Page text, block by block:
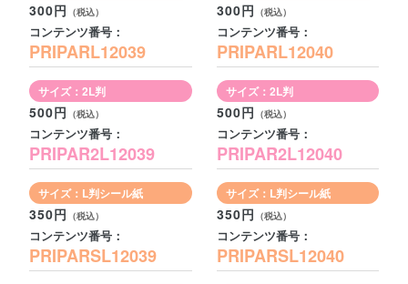
300円
コンテンツ番号：
PRIPARL12039
サイズ：2L判
500円
コンテンツ番号：
PRIPAR2L12039
サイズ：L判シール紙
350円
コンテンツ番号：
PRIPARSL12039
300円
コンテンツ番号：
PRIPARL12040
サイズ：2L判
500円
コンテンツ番号：
PRIPAR2L12040
サイズ：L判シール紙
350円
コンテンツ番号：
PRIPARSL12040